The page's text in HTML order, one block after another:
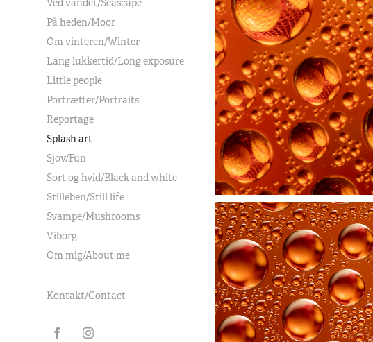
Ved vandet/Seascape
På heden/Moor
Om vinteren/Winter
Lang lukkertid/Long exposure
Little people
Portrætter/Portraits
Reportage
Splash art
Sjov/Fun
Sort og hvid/Black and white
Stilleben/Still life
Svampe/Mushrooms
Viborg
Om mig/About me
Kontakt/Contact